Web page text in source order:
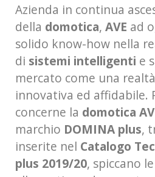
Azienda in continua
della domotica, AVE ad
solido know-how nella
di sistemi intelligenti e
mercato come una
innovativa ed affidabile.
concerne la domotica
marchio DOMINA plus,
inserite nel Catalogo
plus 2019/20, spiccano